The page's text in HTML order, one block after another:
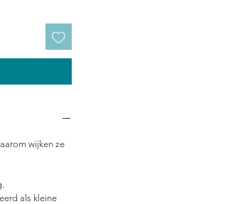
wijken ze
als kleine